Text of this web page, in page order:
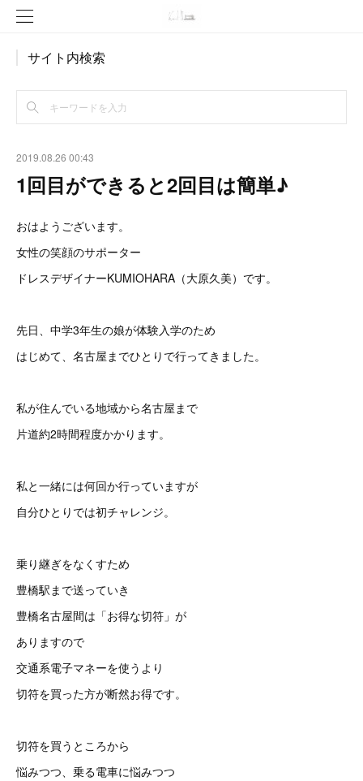
サイト内検索
2019.08.26 00:43
1回目ができると2回目は簡単♪
おはようございます。
女性の笑顔のサポーター
ドレスデザイナーKUMIOHARA（大原久美）です。
先日、中学3年生の娘が体験入学のため
はじめて、名古屋までひとりで行ってきました。
私が住んでいる地域から名古屋まで
片道約2時間程度かかります。
私と一緒には何回か行っていますが
自分ひとりでは初チャレンジ。
乗り継ぎをなくすため
豊橋駅まで送っていき
豊橋名古屋間は「お得な切符」が
ありますので
交通系電子マネーを使うより
切符を買った方が断然お得です。
切符を買うところから
悩みつつ、乗る電車に悩みつつ